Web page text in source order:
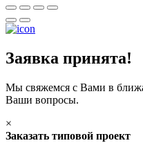
Заявка принята!
Мы свяжемся с Вами в
Ваши вопросы.
×
Заказать типовой проект